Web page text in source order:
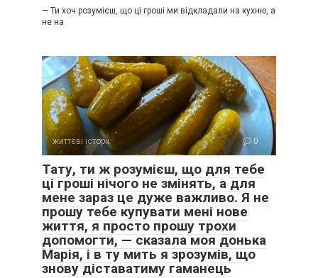
— Ти хоч розумієш, що ці гроші ми відкладали на кухню, а
не на
життєві історії 0
Тату, ти ж розумієш, що для тебе
ці гроші нічого не змінять, а для
мене зараз це дуже важливо. Я не
прошу тебе купувати мені нове
життя, я просто прошу трохи
допомогти, — сказала моя донька
Марія, і в ту мить я зрозумів, що
знову діставатиму гаманець